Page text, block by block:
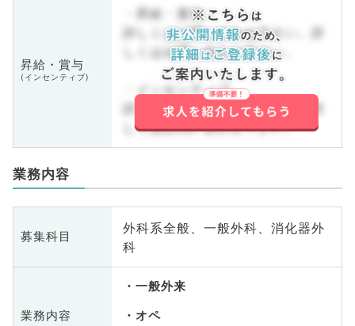
昇給・賞与
(インセンティブ)
・昇給・賞与
詳しくはお問い合わせ下さい。詳
しくはお問い合わせ下さい。
・インセンティブ
詳しくはお問い合わせ下さい。詳
しくはお問い合わせ下さい。
業務内容
募集科目
外科系全般、一般外科、消化器外
科
業務内容
一般外来
オペ